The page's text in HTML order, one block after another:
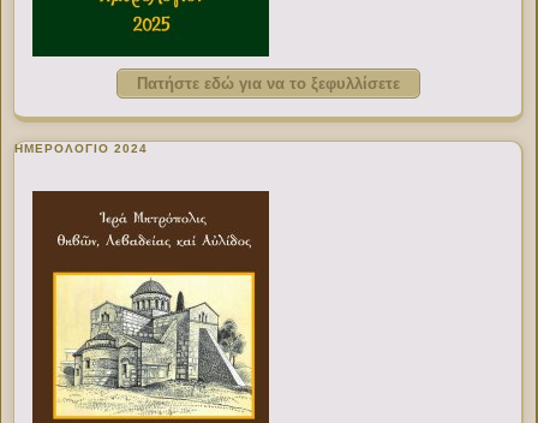
Πατήστε εδώ για να το ξεφυλλίσετε
ΗΜΕΡΟΛΟΓΙΟ 2024